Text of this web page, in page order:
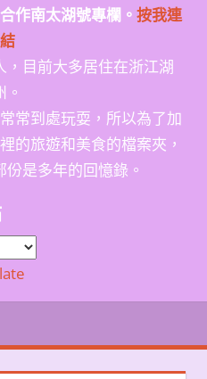
作南太湖號專欄。 按我連
結
目前大多居住在浙江湖
。
常到處玩耍，所以為了加
的旅遊和美食的檔案夾，
是多年的回憶錄。